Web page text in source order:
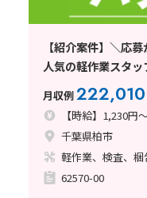
【紹介案件】＼応
人気の軽作業スタ
月収例222,010
【時給】1,230円
千葉県柏市
軽作業、検査、梱
62570-00